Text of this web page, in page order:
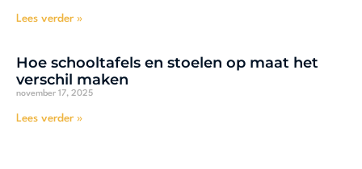
Lees verder »
Hoe schooltafels en stoelen op maat het
verschil maken
november 17, 2025
Lees verder »